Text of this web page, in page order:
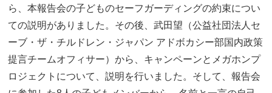
ら、本報告会の子どものセーフガーディングの約束につい
ての説明がありました。その後、武田望（公益社団法人セ
ーブ・ザ・チルドレン・ジャパン アドボカシー部国内政策
提言チームオフィサー）から、キャンペーンとメガホンプ
ロジェクトについて、説明を行いました。そして、報告会